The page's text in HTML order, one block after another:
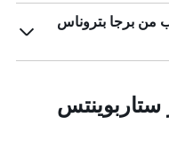
من برجا بتروناس
ستاربوينتس